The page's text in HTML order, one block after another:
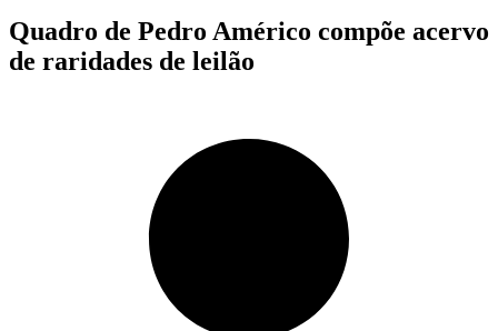
Quadro de Pedro Américo compõe acervo
de raridades de leilão